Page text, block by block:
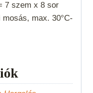
7 szem x 8 sor
mosás, max. 30°C-